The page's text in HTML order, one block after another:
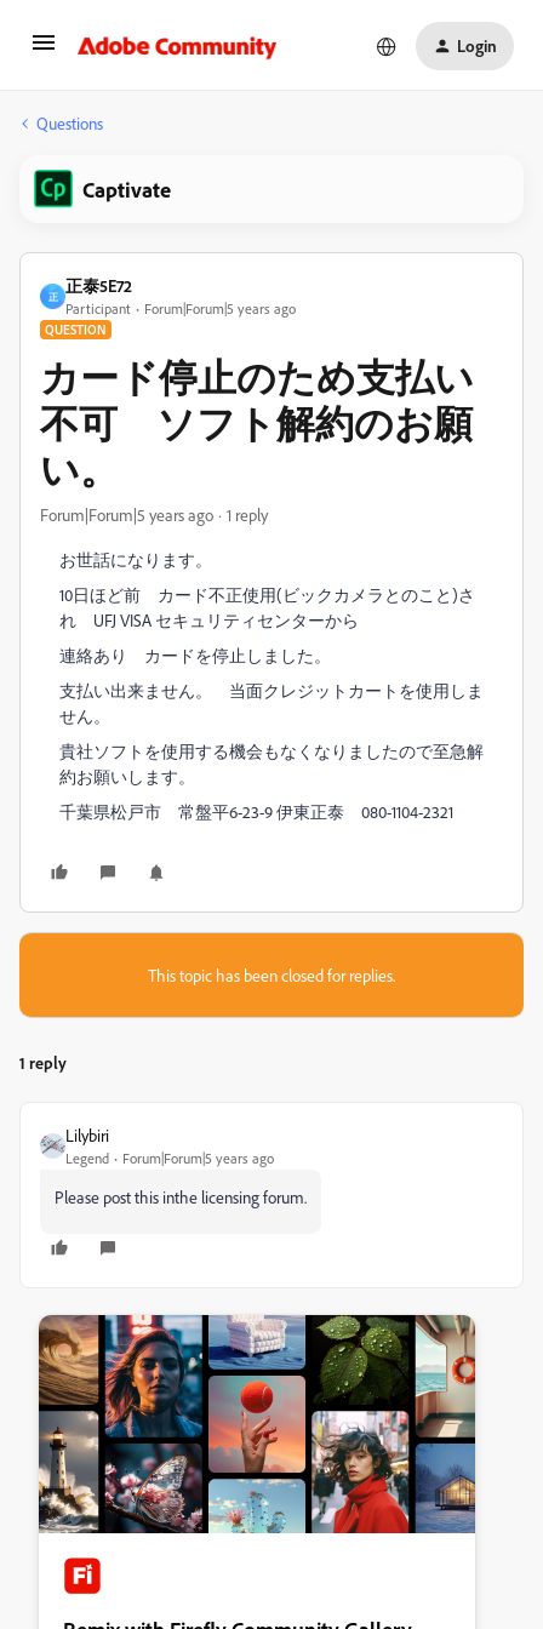
Login
Questions
Captivate
正
正泰5E72
Participant Forum|Forum|5 years ago
QUESTION
カード停止のため支払い
不可 ソフト解約のお願
い。
Forum|Forum|5 years ago 1 reply
お世話になります。
10日ほど前 カード不正使用(ビックカメラとのこと)さ
れ UFJ VISA セキュリティセンターから
連絡あり カードを停止しました。
支払い出来ません。 当面クレジットカートを使用しま
せん。
貴社ソフトを使用する機会もなくなりましたので至急解
約お願いします。
千葉県松戸市 常盤平6-23-9 伊東正泰 080-1104-2321
This topic has been closed for replies.
1 reply
Lilybiri
Legend Forum|Forum|5 years ago
Please post this inthe licensing forum.